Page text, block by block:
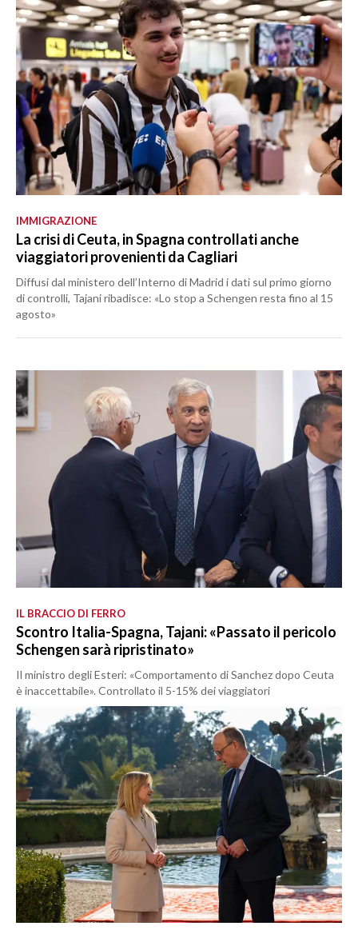
IMMIGRAZIONE
La crisi di Ceuta, in Spagna controllati anche
viaggiatori provenienti da Cagliari
Diffusi dal ministero dell’Interno di Madrid i dati sul primo giorno
di controlli, Tajani ribadisce: «Lo stop a Schengen resta fino al 15
agosto»
IL BRACCIO DI FERRO
Scontro Italia-Spagna, Tajani: «Passato il pericolo
Schengen sarà ripristinato»
Il ministro degli Esteri: «Comportamento di Sanchez dopo Ceuta
è inaccettabile». Controllato il 5-15% dei viaggiatori